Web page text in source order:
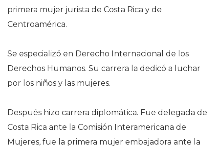
primera mujer jurista de Costa Rica y de
Centroamérica.
Se especializó en Derecho Internacional de los
Derechos Humanos. Su carrera la dedicó a luchar
por los niños y las mujeres.
Después hizo carrera diplomática. Fue delegada de
Costa Rica ante la Comisión Interamericana de
Mujeres, fue la primera mujer embajadora ante la